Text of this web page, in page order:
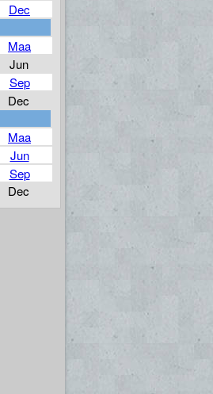
Dec
Maa
Jun
Sep
Dec
Maa
Jun
Sep
Dec